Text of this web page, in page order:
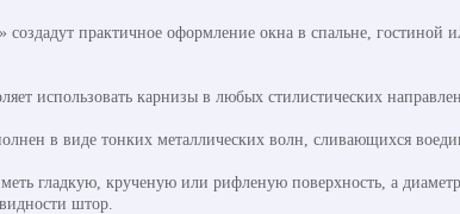
практичное оформление окна в спальне,
использовать карнизы в любых стилистических
в виде тонких металлических волн, сливающихся
гладкую, крученую или рифленую поверхность, а
штор.